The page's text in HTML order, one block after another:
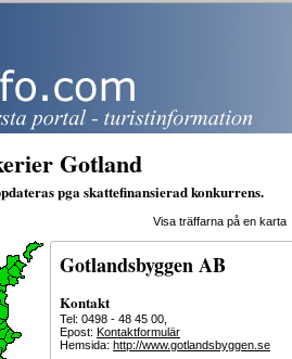
Gotland
pga skattefinansierad konkurrens.
Visa träffarna på en karta
Gotlandsbyggen AB
Kontakt
Tel: 0498 - 48 45 00,
Epost: Kontaktformulär
Hemsida: http://www.gotlandsbyggen.se